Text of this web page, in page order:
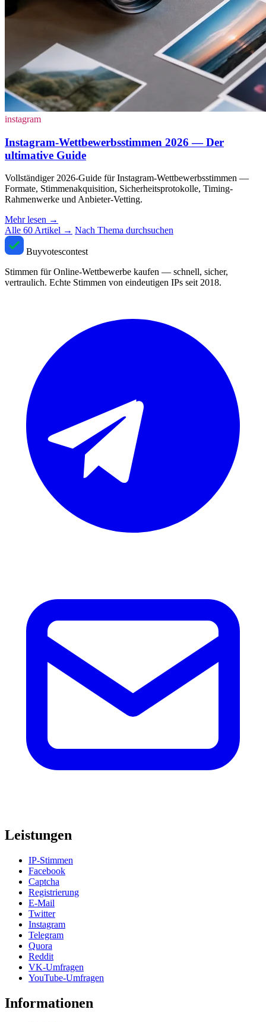
instagram
Instagram-Wettbewerbsstimmen 2026 — Der
ultimative Guide
Vollständiger 2026-Guide für Instagram-Wettbewerbsstimmen —
Formate, Stimmenakquisition, Sicherheitsprotokolle, Timing-
Rahmenwerke und Anbieter-Vetting.
Mehr lesen →
Alle 60 Artikel → Nach Thema durchsuchen
Buyvotescontest
Stimmen für Online-Wettbewerbe kaufen — schnell, sicher,
vertraulich. Echte Stimmen von eindeutigen IPs seit 2018.
Leistungen
IP-Stimmen
Facebook
Captcha
Registrierung
E-Mail
Twitter
Instagram
Telegram
Quora
Reddit
VK-Umfragen
YouTube-Umfragen
Informationen